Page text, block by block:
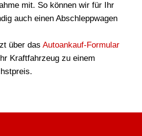
mit. So können wir für Ihr
auch einen Abschleppwagen
über das Autoankauf-Formular
Kraftfahrzeug zu einem